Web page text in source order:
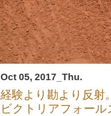
Oct 05, 2017_Thu.
経験より勘より反射
ビクトリアフォー